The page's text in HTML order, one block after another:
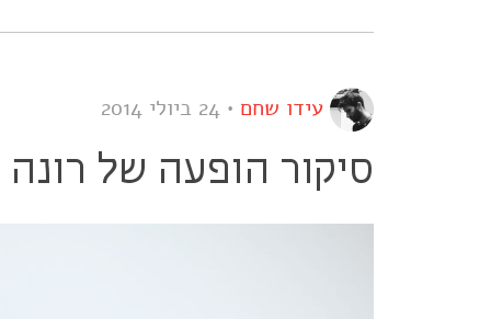
עידו שחם • 24 ביולי 2014
סיקור הופעה של רונה